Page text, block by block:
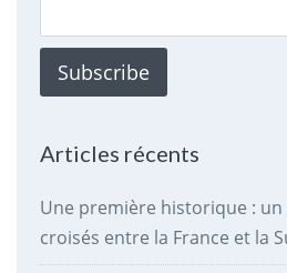
Articles récents
Une première historique :
croisés entre la France et la